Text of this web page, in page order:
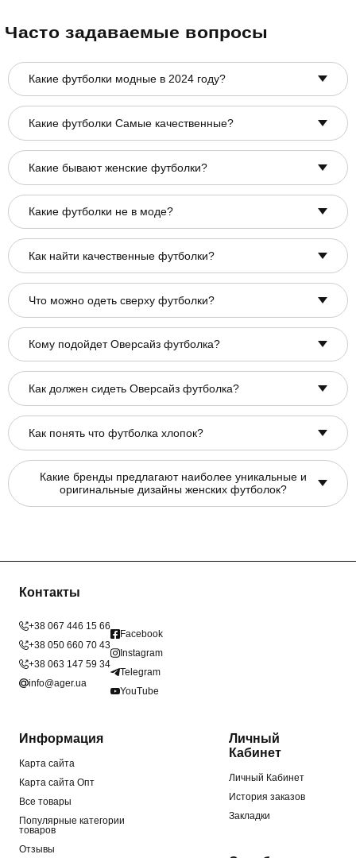
Часто задаваемые вопросы
Какие футболки модные в 2024 году?
Какие футболки Самые качественные?
Какие бывают женские футболки?
Какие футболки не в моде?
Как найти качественные футболки?
Что можно одеть сверху футболки?
Кому подойдет Оверсайз футболка?
Как должен сидеть Оверсайз футболка?
Как понять что футболка хлопок?
Какие бренды предлагают наиболее уникальные и
оригинальные дизайны женских футболок?
Контакты
+38 067 446 15 66
+38 050 660 70 43
+38 063 147 59 34
info@ager.ua
Facebook
Instagram
Telegram
YouTube
Информация
Карта сайта
Карта сайта Опт
Все товары
Популярные категории
товаров
Отзывы
Личный
Кабинет
Личный Кабинет
История заказов
Закладки